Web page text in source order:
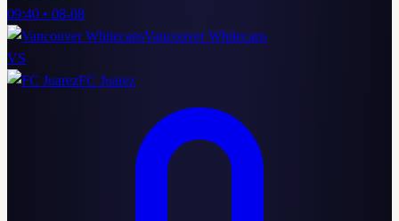
09:40 • 08-08
Vancouver Whitecaps
VS
FC Juarez